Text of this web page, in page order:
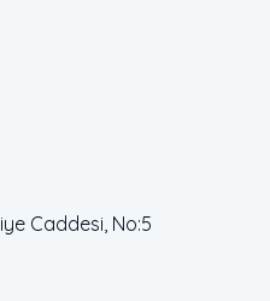
Caddesi, No:5